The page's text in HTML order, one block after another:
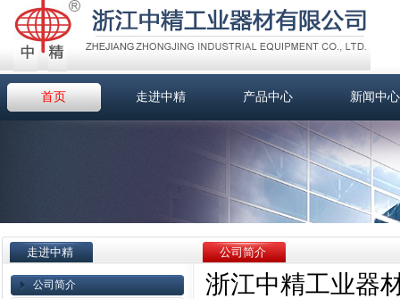
首页 走进中精 产品中心 新闻中心
走进中精
公司简介
公司简介
浙江中精工业器